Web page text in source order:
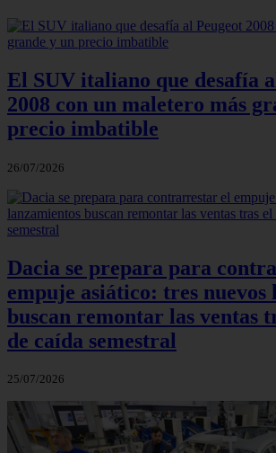
El SUV italiano que desafía
2008 con un maletero más
precio imbatible
26/07/2026
Dacia se prepara para
empuje asiático: tres nuevos
buscan remontar las ventas
de caída semestral
25/07/2026